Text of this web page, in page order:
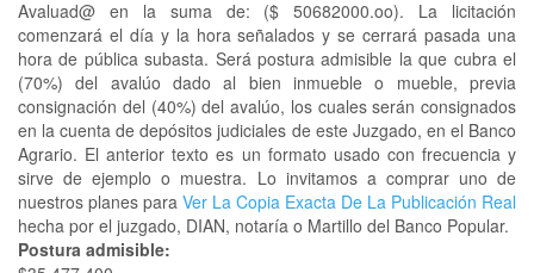
Avaluad@ en la suma de: ($ 50682000.oo). La licitación
comenzará el día y la hora señalados y se cerrará pasada una
hora de pública subasta. Será postura admisible la que cubra el
(70%) del avalúo dado al bien inmueble o mueble, previa
consignación del (40%) del avalúo, los cuales serán consignados
en la cuenta de depósitos judiciales de este Juzgado, en el Banco
Agrario. El anterior texto es un formato usado con frecuencia y
sirve de ejemplo o muestra. Lo invitamos a comprar uno de
nuestros planes para Ver La Copia Exacta De La Publicación Real
hecha por el juzgado, DIAN, notaría o Martillo del Banco Popular.
Postura admisible: